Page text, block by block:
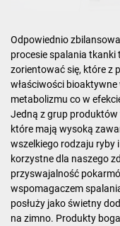
Odpowiednio
procesie spalania tkanki
zorientować się, które z
właściwości
metabolizmu co w
Jedną z grup
które mają wysoką
wszelkiego rodzaju ryby
korzystne dla naszego
przyswajalność
wspomagaczem
posłuży jako świetny
na zimno. Produkty